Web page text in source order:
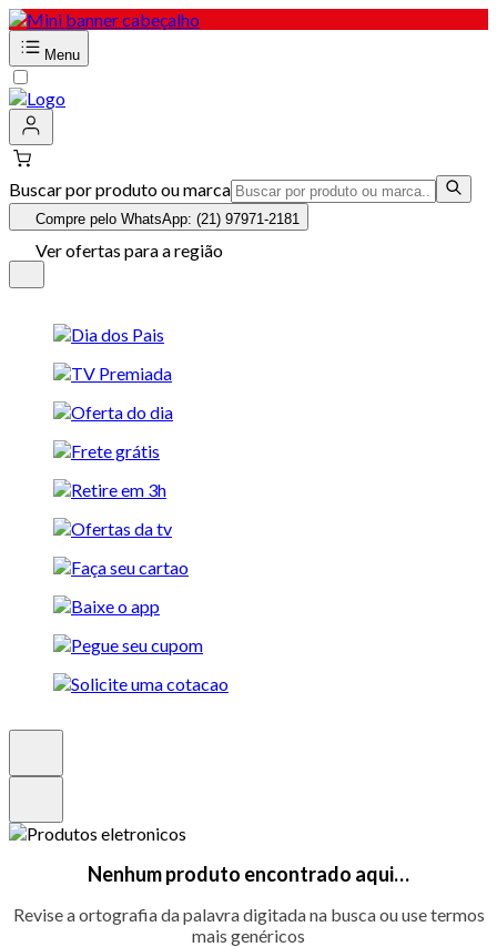
Menu
Buscar por produto ou marca
Compre pelo WhatsApp: (21) 97971-2181
Ver ofertas para a região
Nenhum produto encontrado aqui…
Revise a ortografia da palavra digitada na busca ou use termos
mais genéricos